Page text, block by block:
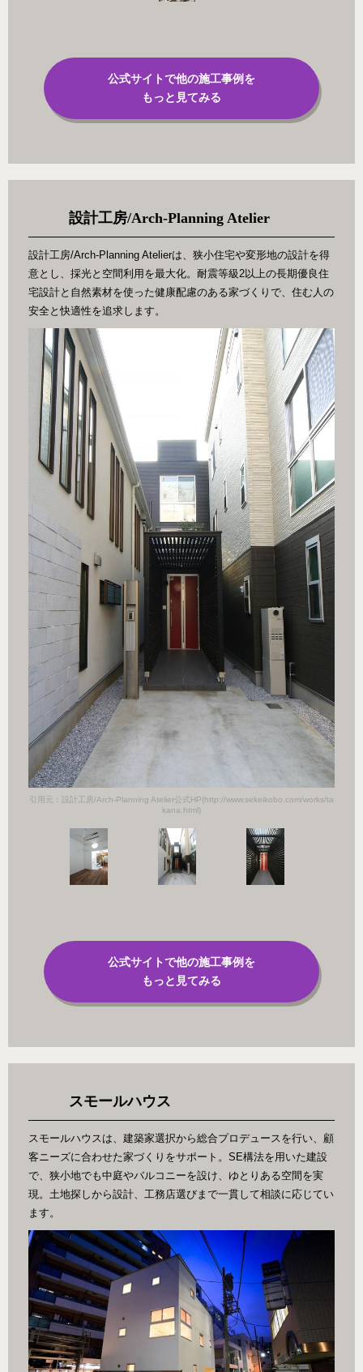
公式サイトで他の施工事例を
もっと見てみる
設計工房/Arch-Planning Atelier
設計工房/Arch-Planning Atelierは、狭小住宅や変形地の設計を得
意とし、採光と空間利用を最大化。耐震等級2以上の長期優良住
宅設計と自然素材を使った健康配慮のある家づくりで、住む人の
安全と快適性を追求します。
引用元：設計工房/Arch-Planning Atelier公式HP(http://www.sekeikobo.com/works/ta
kana.html)
公式サイトで他の施工事例を
もっと見てみる
スモールハウス
スモールハウスは、建築家選択から総合プロデュースを行い、顧
客ニーズに合わせた家づくりをサポート。SE構法を用いた建設
で、狭小地でも中庭やバルコニーを設け、ゆとりある空間を実
現。土地探しから設計、工務店選びまで一貫して相談に応じてい
ます。